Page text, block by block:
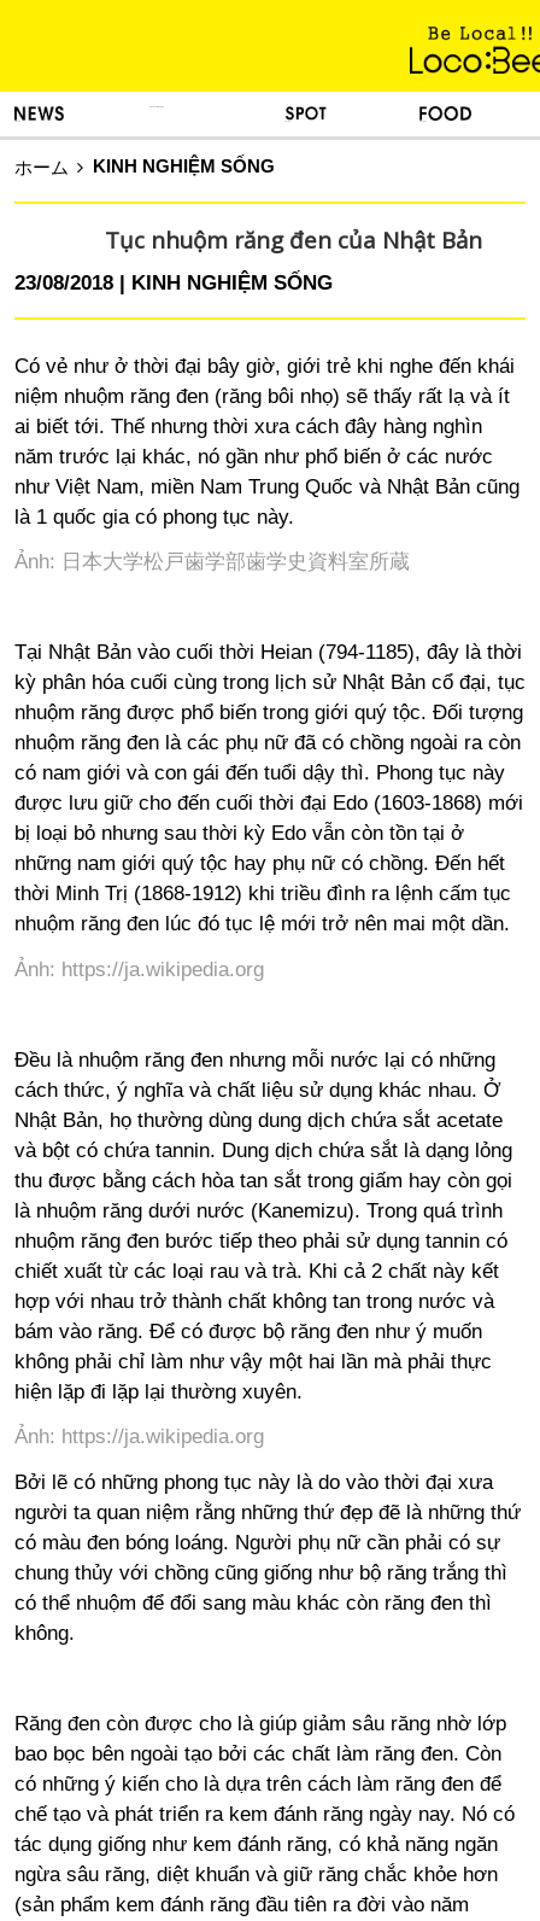
ホーム KINH NGHIỆM SỐNG
Tục nhuộm răng đen của Nhật Bản
23/08/2018 KINH NGHIỆM SỐNG
Có vẻ như ở thời đại bây giờ, giới trẻ khi nghe đến khái
niệm nhuộm răng đen (răng bôi nhọ) sẽ thấy rất lạ và ít
ai biết tới. Thế nhưng thời xưa cách đây hàng nghìn
năm trước lại khác, nó gần như phổ biến ở các nước
như Việt Nam, miền Nam Trung Quốc và Nhật Bản cũng
là 1 quốc gia có phong tục này.
Ảnh: 日本大学松戸歯学部歯学史資料室所蔵
Tại Nhật Bản vào cuối thời Heian (794-1185), đây là thời
kỳ phân hóa cuối cùng trong lịch sử Nhật Bản cổ đại, tục
nhuộm răng được phổ biến trong giới quý tộc. Đối tượng
nhuộm răng đen là các phụ nữ đã có chồng ngoài ra còn
có nam giới và con gái đến tuổi dậy thì. Phong tục này
được lưu giữ cho đến cuối thời đại Edo (1603-1868) mới
bị loại bỏ nhưng sau thời kỳ Edo vẫn còn tồn tại ở
những nam giới quý tộc hay phụ nữ có chồng. Đến hết
thời Minh Trị (1868-1912) khi triều đình ra lệnh cấm tục
nhuộm răng đen lúc đó tục lệ mới trở nên mai một dần.
Ảnh: https://ja.wikipedia.org
Đều là nhuộm răng đen nhưng mỗi nước lại có những
cách thức, ý nghĩa và chất liệu sử dụng khác nhau. Ở
Nhật Bản, họ thường dùng dung dịch chứa sắt acetate
và bột có chứa tannin. Dung dịch chứa sắt là dạng lỏng
thu được bằng cách hòa tan sắt trong giấm hay còn gọi
là nhuộm răng dưới nước (Kanemizu). Trong quá trình
nhuộm răng đen bước tiếp theo phải sử dụng tannin có
chiết xuất từ các loại rau và trà. Khi cả 2 chất này kết
hợp với nhau trở thành chất không tan trong nước và
bám vào răng. Để có được bộ răng đen như ý muốn
không phải chỉ làm như vậy một hai lần mà phải thực
hiện lặp đi lặp lại thường xuyên.
Ảnh: https://ja.wikipedia.org
Bởi lẽ có những phong tục này là do vào thời đại xưa
người ta quan niệm rằng những thứ đẹp đẽ là những thứ
có màu đen bóng loáng. Người phụ nữ cần phải có sự
chung thủy với chồng cũng giống như bộ răng trắng thì
có thể nhuộm để đổi sang màu khác còn răng đen thì
không.
Răng đen còn được cho là giúp giảm sâu răng nhờ lớp
bao bọc bên ngoài tạo bởi các chất làm răng đen. Còn
có những ý kiến cho là dựa trên cách làm răng đen để
chế tạo và phát triển ra kem đánh răng ngày nay. Nó có
tác dụng giống như kem đánh răng, có khả năng ngăn
ngừa sâu răng, diệt khuẩn và giữ răng chắc khỏe hơn
(sản phẩm kem đánh răng đầu tiên ra đời vào năm